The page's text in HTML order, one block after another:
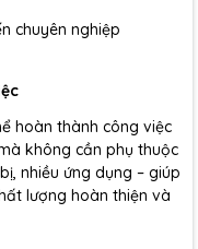
chuyên nghiệp
hoàn thành công việc
không cần phụ thuộc
nhiều ứng dụng – giúp
lượng hoàn thiện và